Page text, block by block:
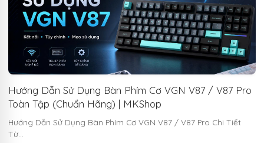
Hướng Dẫn Sử Dụng Bàn Phím Cơ VGN V87 / V87 Pro
Toàn Tập (Chuẩn Hãng) | MKShop
Hướng Dẫn Sử Dụng Bàn Phím Cơ VGN V87 / V87 Pro Chi Tiết
Từ…